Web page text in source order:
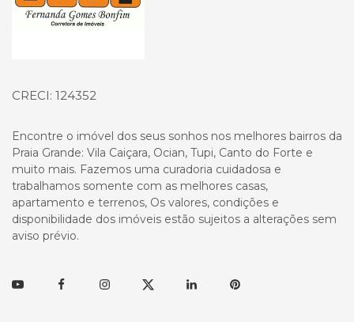
CRECI: 124352
Encontre o imóvel dos seus sonhos nos melhores bairros da
Praia Grande: Vila Caiçara, Ocian, Tupi, Canto do Forte e
muito mais. Fazemos uma curadoria cuidadosa e
trabalhamos somente com as melhores casas,
apartamento e terrenos, Os valores, condições e
disponibilidade dos imóveis estão sujeitos a alterações sem
aviso prévio.
YoutubeFacebookInstagramTwitter LinkedinPinterest